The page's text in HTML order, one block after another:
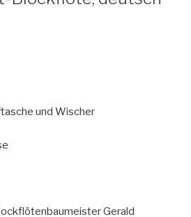
und Wischer
Gerald